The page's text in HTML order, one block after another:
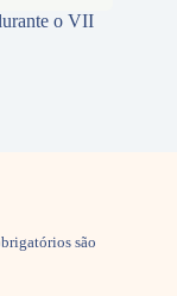
o VII
são